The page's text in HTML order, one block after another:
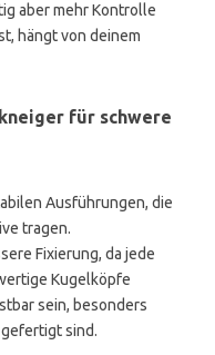
aber mehr Kontrolle
hängt von deinem
für schwere
Ausführungen, die
tragen.
Fixierung, da jede
Kugelköpfe
sein, besonders
sind.